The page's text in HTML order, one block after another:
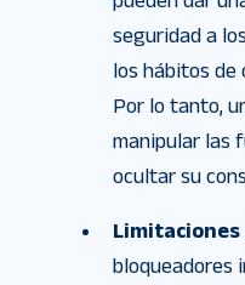
seguridad a
los hábitos de
Por lo tanto,
manipular las
ocultar su
bloqueadores